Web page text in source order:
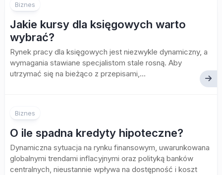
Biznes
Jakie kursy dla księgowych warto
wybrać?
Rynek pracy dla księgowych jest niezwykle dynamiczny, a
wymagania stawiane specjalistom stale rosną. Aby
utrzymać się na bieżąco z przepisami,...
Biznes
O ile spadna kredyty hipoteczne?
Dynamiczna sytuacja na rynku finansowym, uwarunkowana
globalnymi trendami inflacyjnymi oraz polityką banków
centralnych, nieustannie wpływa na dostępność i koszt